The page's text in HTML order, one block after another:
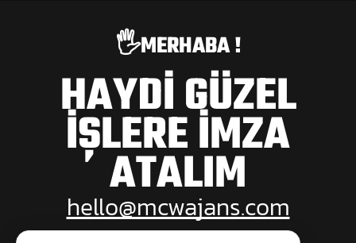
🖐️MERHABA !
HAYDİ GÜZEL
İŞLERE İMZA
ATALIM
hello@mcwajans.com